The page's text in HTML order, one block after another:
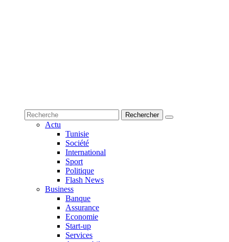
Actu
Tunisie
Société
International
Sport
Politique
Flash News
Business
Banque
Assurance
Economie
Start-up
Services